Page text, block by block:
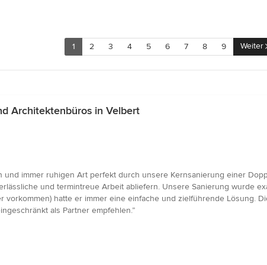
1 2 3 4 5 6 7 8 9 Weiter
Architektenbüros in Velbert
und immer ruhigen Art perfekt durch unsere Kernsanierung einer
und termintreue Arbeit abliefern. Unsere Sanierung wurde
hatte er immer eine einfache und zielführende Lösung.
als Partner empfehlen.”